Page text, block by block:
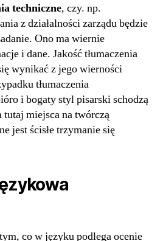
techniczne, czy. np.
z działalności zarządu będzie
Ono ma wiernie
i dane. Jakość tłumaczenia
wynikać z jego wierności
tłumaczenia
i bogaty styl pisarski schodzą
miejsca na twórczą
jest ścisłe trzymanie się
co w języku podlega ocenie